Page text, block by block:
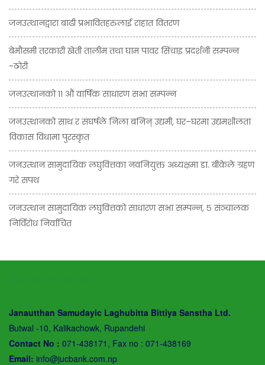
जनउत्थानद्वारा बाढी प्रभावितहरुलाई राहात वितरण
बेमौसमी तरकारी खेती तालीम तथा घाम पावर सिंचाइ प्रदर्शनी सम्पन्न
-ठोरी
जनउत्थानको ११ औं वार्षिक साधारण सभा सम्पन्न
जनउत्थानको साथ र संघर्षले निला बनिन् उद्यमी, घर–घरमा उद्यमशीलता
विकास विधामा पुरस्कृत
जनउत्थान सामुदायिक लघुवित्तका नवनियुक्त अध्यक्षमा डा. बीकेले ग्रहण
गरे सपथ
जनउत्थान सामुदायिक लघुवित्तको साधारण सभा सम्पन्न, ५ संञ्चालक
निर्विरोध निर्वाचित
Janautthan Samudayic Laghubitta Bittiya Sanstha Ltd.
Butwal -10, Kalikachowk, Rupandehi
Contact No : 071-438171, Fax no : 071-438169
Email: info@jucbank.com.np